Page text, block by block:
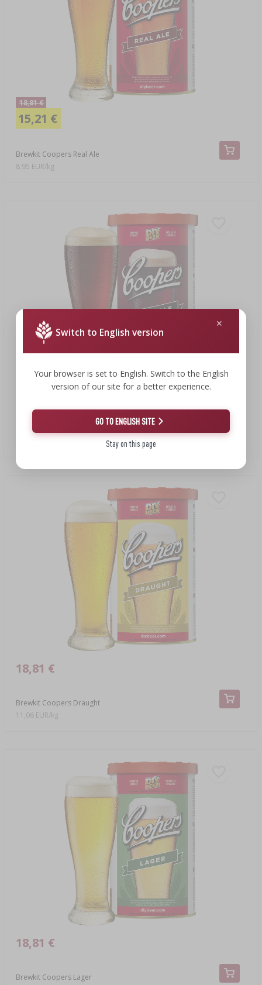
Brewkit Coopers Real Ale
18,81 €
15,21 €
8,95 EUR/kg
Brewkit Coopers Dark Ale
18,81 €
Brewkit Coopers Draught
18,81 €
11,06 EUR/kg
Brewkit Coopers Lager
18,81 €
Switch to English version
Your browser is set to English. Switch to the English
version of our site for a better experience.
GO TO ENGLISH SITE
Stay on this page